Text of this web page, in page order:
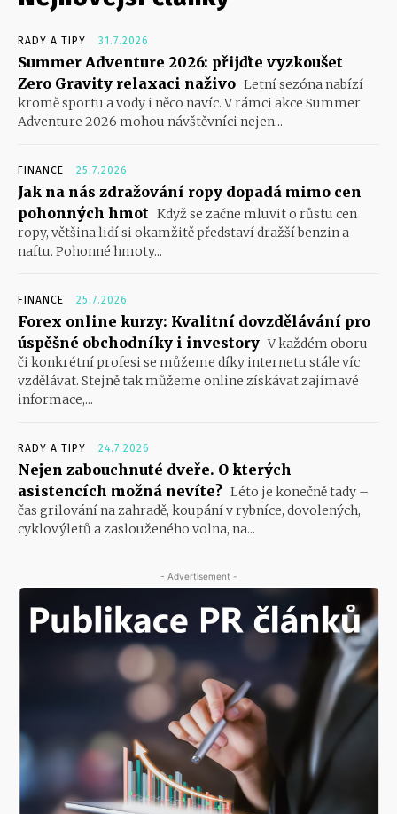
RADY A TIPY 31.7.2026
Summer Adventure 2026: přijďte vyzkoušet
Zero Gravity relaxaci naživo Letní sezóna nabízí
kromě sportu a vody i něco navíc. V rámci akce Summer
Adventure 2026 mohou návštěvníci nejen...
FINANCE 25.7.2026
Jak na nás zdražování ropy dopadá mimo cen
pohonných hmot Když se začne mluvit o růstu cen
ropy, většina lidí si okamžitě představí dražší benzin a
naftu. Pohonné hmoty...
FINANCE 25.7.2026
Forex online kurzy: Kvalitní dovzdělávání pro
úspěšné obchodníky i investory V každém oboru
či konkrétní profesi se můžeme díky internetu stále víc
vzdělávat. Stejně tak můžeme online získávat zajímavé
informace,...
RADY A TIPY 24.7.2026
Nejen zabouchnuté dveře. O kterých
asistencích možná nevíte? Léto je konečně tady –
čas grilování na zahradě, koupání v rybníce, dovolených,
cyklovýletů a zaslouženého volna, na...
- Advertisement -